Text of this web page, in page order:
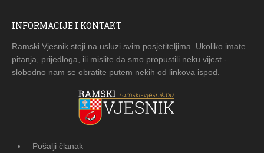
INFORMACIJE I KONTAKT
Ramski Vjesnik stoji na usluzi svim posjetiteljima. Ukoliko imate
pitanja, prijedloga, ili mislite da smo propustili neku vijest -
slobodno nam se obratite putem nekih od linkova ispod.
Pošalji članak